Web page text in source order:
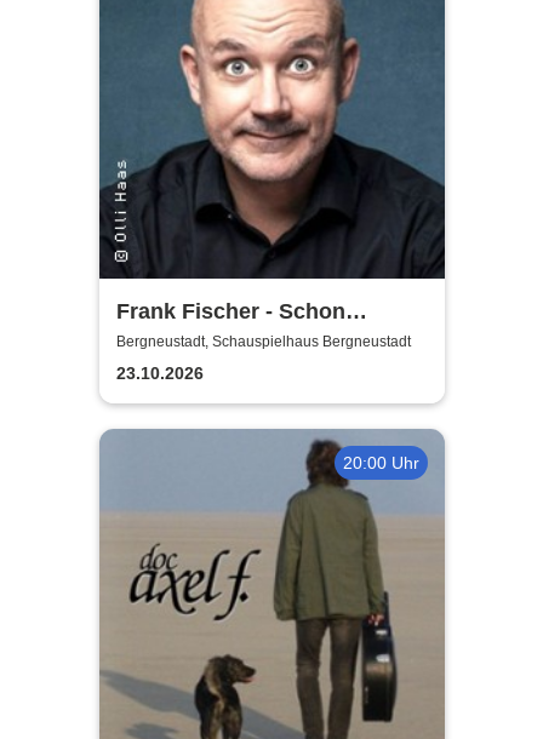
Frank Fischer - Schon
komisch!
Bergneustadt, Schauspielhaus Bergneustadt
23.10.2026
20:00 Uhr